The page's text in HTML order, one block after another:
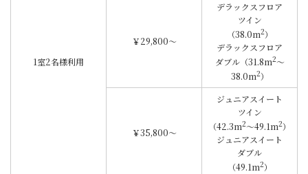
1室2名様利用
￥29,800～
デラックスフロア
ツイン
（38.0m2）
デラックスフロア
ダブル（31.8m2～
38.0m2）
￥35,800～
ジュニアスイート
ツイン
（42.3m2～49.1m2）
ジュニアスイート
ダブル
（49.1m2）